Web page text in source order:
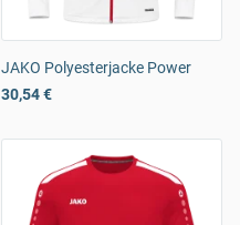
JAKO Polyesterjacke Power
30,54 €